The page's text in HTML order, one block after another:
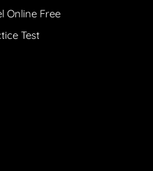
Online Free
Test